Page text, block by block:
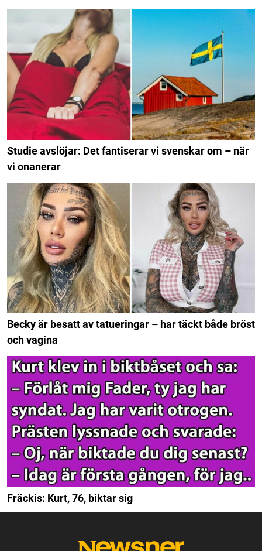
Studie avslöjar: Det fantiserar vi svenskar om – när
vi onanerar
Becky är besatt av tatueringar – har täckt både bröst
och vagina
Fräckis: Kurt, 76, biktar sig